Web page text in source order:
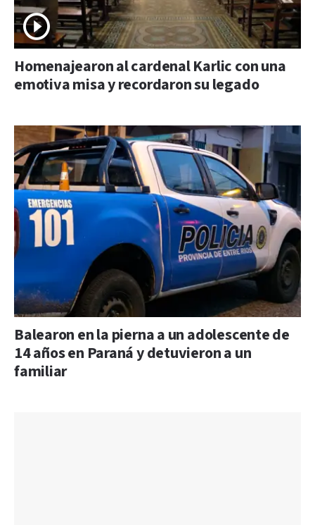
Homenajearon al cardenal Karlic con una
emotiva misa y recordaron su legado
Balearon en la pierna a un adolescente de
14 años en Paraná y detuvieron a un
familiar